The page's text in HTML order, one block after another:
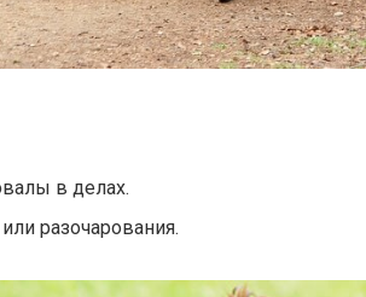
в делах.
разочарования.